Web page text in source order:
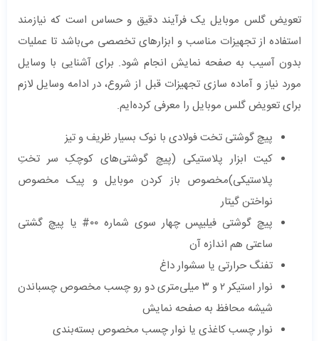
تعویض گلس موبایل یک فرآیند دقیق و حساس است که نیازمند
استفاده از تجهیزات مناسب و ابزارهای تخصصی می‌باشد تا عملیات
بدون آسیب به صفحه نمایش انجام شود. برای آشنایی با وسایل
مورد نیاز و آماده‌ سازی تجهیزات قبل از شروع، در ادامه وسایل لازم
برای تعویض گلس موبایل را معرفی کرده‌ایم.
پیچ گوشتی تخت فولادی با نوک بسیار ظریف و تیز
کیت ابزار پلاستیکی (پیچ گوشتی‌های کوچکِ سر تختِ
پلاستیکی)مخصوص باز کردن موبایل و پیک مخصوص
نواختن گیتار
پیچ گوشتی فیلیپس چهار سوی شماره ۰۰# یا پیچ گشتی
ساعتی هم اندازه آن
تفنگ حرارتی یا سشوار داغ
نوار استیکر ۲ و ۳ میلی‌متری دو رو چسب مخصوص چسباندن
شیشه محافظ به صفحه نمایش
نوار چسب کاغذی یا نوار چسب مخصوص بسته‌بندی